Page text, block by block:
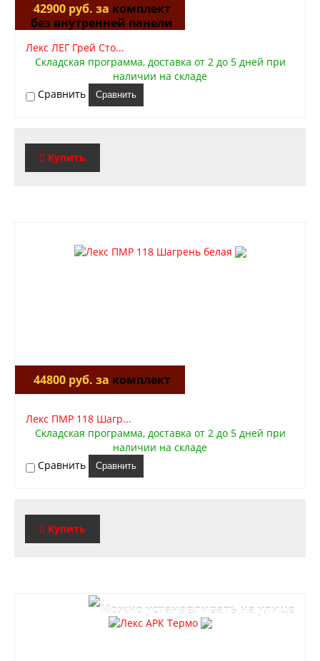
42900 руб. за комплект
без внутренней панели
Лекс ЛЕГ Грей Сто...
Складская программа, доставка от 2 до 5 дней при
наличии на складе
Сравнить
Сравнить
Купить
44800 руб. за комплект
Лекс ПМР 118 Шагр...
Складская программа, доставка от 2 до 5 дней при
наличии на складе
Сравнить
Сравнить
Купить